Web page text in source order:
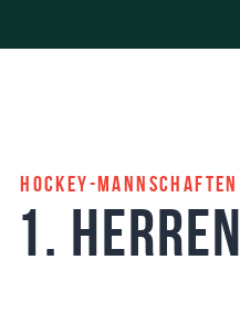
Hockey-Mannschaften
1. Herren